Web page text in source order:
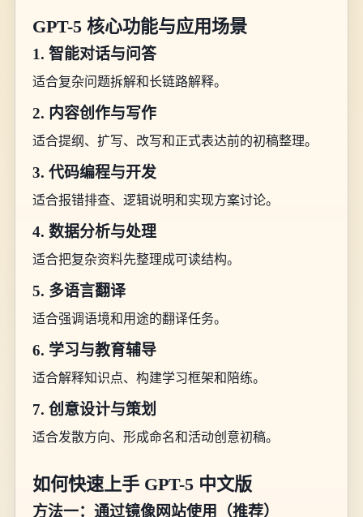
GPT-5 核心功能与应用场景
1. 智能对话与问答
适合复杂问题拆解和长链路解释。
2. 内容创作与写作
适合提纲、扩写、改写和正式表达前的初稿整理。
3. 代码编程与开发
适合报错排查、逻辑说明和实现方案讨论。
4. 数据分析与处理
适合把复杂资料先整理成可读结构。
5. 多语言翻译
适合强调语境和用途的翻译任务。
6. 学习与教育辅导
适合解释知识点、构建学习框架和陪练。
7. 创意设计与策划
适合发散方向、形成命名和活动创意初稿。
如何快速上手 GPT-5 中文版
方法一：通过镜像网站使用（推荐）